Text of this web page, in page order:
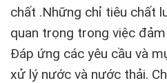
chất .Những chỉ tiêu chất
quan trọng trong việc
Đáp ứng các yêu cầu và
xử lý nước và nước thải.